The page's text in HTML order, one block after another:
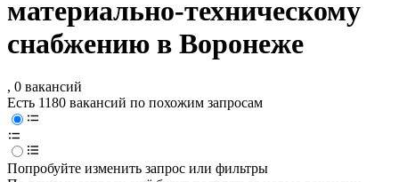
материально-техническому
снабжению в Воронеже
, 0 вакансий
Есть 1180 вакансий по похожим запросам
Попробуйте изменить запрос или фильтры